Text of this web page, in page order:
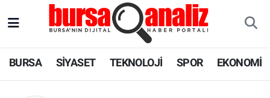
BURSA SİYASET TEKNOLOJİ SPOR EKONOMİ